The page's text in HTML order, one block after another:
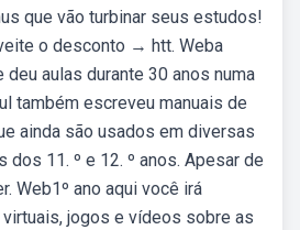
que vão turbinar seus estudos!
o desconto → htt. Weba
aulas durante 30 anos numa
também escreveu manuais de
ainda são usados em diversas
11. º e 12. º anos. Apesar de
Web1º ano aqui você irá
jogos e vídeos sobre as